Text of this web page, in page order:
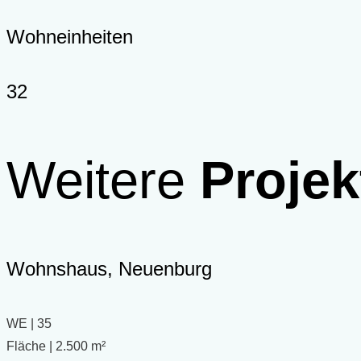
Wohneinheiten
32
Weitere
Wohnshaus, Neuenburg
WE | 35
Fläche | 2.500 m²